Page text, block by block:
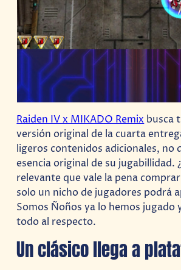
Raiden IV x MIKADO Remix busca
versión original de la cuarta
ligeros contenidos adicionales, no
esencia original de su jugabillidad.
relevante que vale la pena
solo un nicho de jugadores podrá
Somos Ñoños ya lo hemos jugado
todo al respecto.
Un clásico llega a